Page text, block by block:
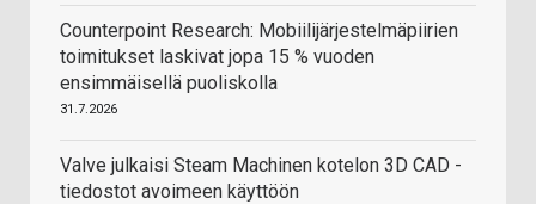
Counterpoint Research: Mobiilijärjestelmäpiirien
toimitukset laskivat jopa 15 % vuoden
ensimmäisellä puoliskolla
31.7.2026
Valve julkaisi Steam Machinen kotelon 3D CAD -
tiedostot avoimeen käyttöön